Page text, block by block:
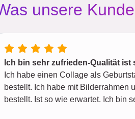
unsere
Ich bin sehr zufrieden-Qualität
Ich habe einen Collage als
bestellt. Ich habe mit Bilderrahmen
bestellt. Ist so wie erwartet. Ich bin